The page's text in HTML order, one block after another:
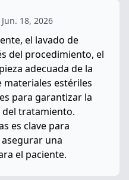
Jun. 18, 2026
el lavado de
del procedimiento, el
adecuada de la
materiales estériles
para garantizar la
del tratamiento.
es clave para
una
el paciente.